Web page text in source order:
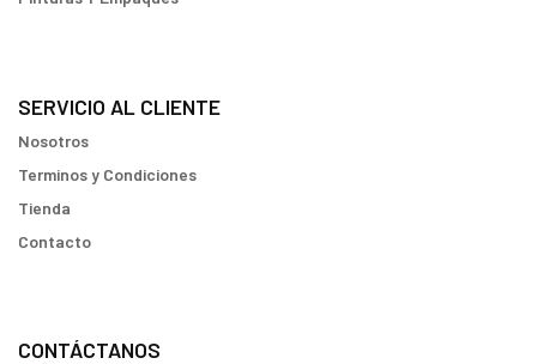
SERVICIO AL CLIENTE
Nosotros
Terminos y Condiciones
Tienda
Contacto
CONTÁCTANOS